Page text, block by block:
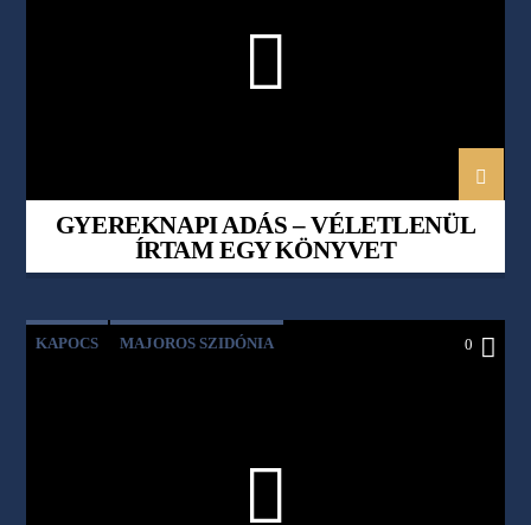
VÉLETLENÜL ÍRTAM EGY KÖNYVET
GYEREKNAPI ADÁS – VÉLETLENÜL
ÍRTAM EGY KÖNYVET
KAPOCS MAJOROS SZIDÓNIA 0